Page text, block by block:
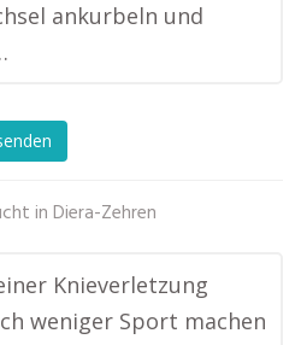
ankurbeln und
in Diera-Zehren
Knieverletzung
weniger Sport machen